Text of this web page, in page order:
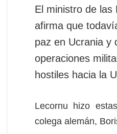
y Cultura
y emergencias
El ministro de las
afirma que
paz en Ucrania y
operaciones
hostiles hacia la
Lecornu hizo
colega alemán,